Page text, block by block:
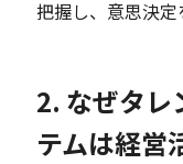
把握し、意思決定
2. なぜタレ
テムは経営